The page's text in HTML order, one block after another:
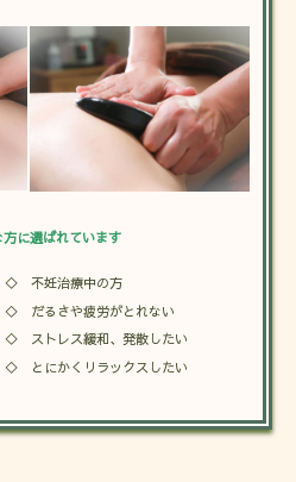
に選ばれています
◇ 不妊治療中の方
◇ だるさや疲労がとれない
◇ ストレス緩和、発散したい
◇ とにかくリラックスしたい